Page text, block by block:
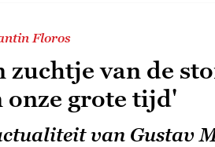
Floros
zuchtje van de
onze grote tijd'
van Gustav